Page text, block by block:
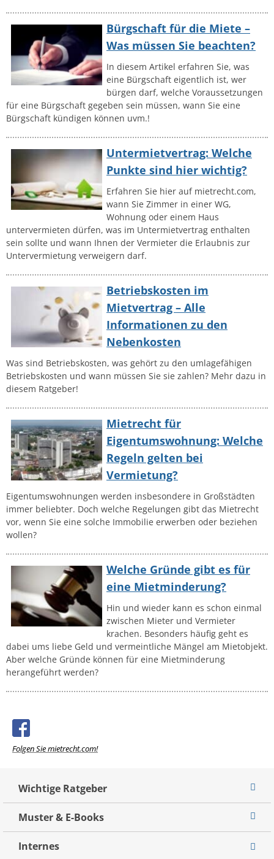
Bürgschaft für die Miete –
Was müssen Sie beachten?
In diesem Artikel erfahren Sie, was
eine Bürgschaft eigentlich ist, wer
bürgen darf, welche Voraussetzungen
für eine Bürgschaft gegeben sein müssen, wann Sie eine
Bürgschaft kündigen können uvm.!
Untermietvertrag: Welche
Punkte sind hier wichtig?
Erfahren Sie hier auf mietrecht.com,
wann Sie Zimmer in einer WG,
Wohnung oder einem Haus
untervermieten dürfen, was im Untermietvertrag enthalten
sein sollte und wann Ihnen der Vermieter die Erlaubnis zur
Untervermietung verweigern darf.
Betriebskosten im
Mietvertrag – Alle
Informationen zu den
Nebenkosten
Was sind Betriebskosten, was gehört zu den umlagefähigen
Betriebskosten und wann müssen Sie sie zahlen? Mehr dazu in
diesem Ratgeber!
Mietrecht für
Eigentumswohnung: Welche
Regeln gelten bei
Vermietung?
Eigentumswohnungen werden insbesondere in Großstädten
immer beliebter. Doch welche Regelungen gibt das Mietrecht
vor, wenn Sie eine solche Immobilie erwerben oder beziehen
wollen?
Welche Gründe gibt es für
eine Mietminderung?
Hin und wieder kann es schon einmal
zwischen Mieter und Vermieter
krachen. Besonders häufig geht es
dabei ums liebe Geld und vermeintliche Mängel am Mietobjekt.
Aber welche Gründe können für eine Mietminderung
herangeführt werden?
Folgen Sie mietrecht.com!
Wichtige Ratgeber
Muster & E-Books
Internes